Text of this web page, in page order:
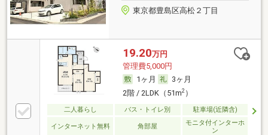
東京都豊島区高松２丁目
19.20万円
管理費5,000円
1ヶ月
3ヶ月
2階 / 2LDK（51m2）
二人暮らし バス・トイレ別 駐車場(近隣含)
インターネット無料 角部屋
モニタ付インターホ
ン